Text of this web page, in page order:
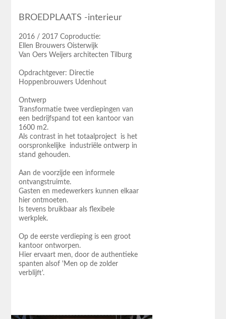
BROEDPLAATS -interieur
2016 / 2017 Coproductie:
Ellen Brouwers Oisterwijk
Van Oers Weijers architecten Tilburg
Opdrachtgever: Directie
Hoppenbrouwers Udenhout
Ontwerp
Transformatie twee verdiepingen van
een bedrijfspand tot een kantoor van
1600 m2.
Als contrast in het totaalproject is het
oorspronkelijke industriële ontwerp in
stand gehouden.
Aan de voorzijde een informele
ontvangstruimte.
Gasten en medewerkers kunnen elkaar
hier ontmoeten.
Is tevens bruikbaar als flexibele
werkplek.
Op de eerste verdieping is een groot
kantoor ontworpen.
Hier ervaart men, door de authentieke
spanten alsof 'Men op de zolder
verblijft'.